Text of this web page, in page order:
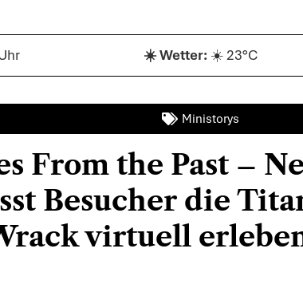
☀️ 23°C
Ministorys
From the Past –
Besucher die
virtuell